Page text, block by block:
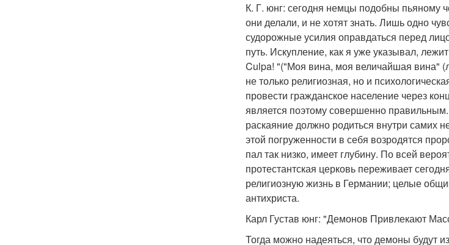
К. Г. юнг: сегодня немцы подобны пьяному
они делали, и не хотят знать. Лишь одно
судорожные усилия оправдаться перед
путь. Искупление, как я уже указывал,
Culpa! "("Моя вина, моя величайшая вина"
не только религиозная, но и
провести гражданское население через
является поэтому совершенно
раскаяние должно родиться внутри самих
этой погруженности в себя возродятся
пал так низко, имеет глубину. По всей
протестантская церковь переживает
религиозную жизнь в Германии; целые
антихриста.
Карл Густав юнг: "Демонов Привлекают
Тогда можно надеяться, что демоны будут